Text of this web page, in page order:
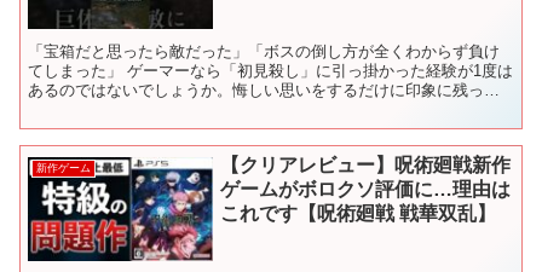
「宝箱だと思ったら敵だった」「ボスの倒し方が全くわからず負け
てしまった」 ゲーマーなら「初見殺し」に引っ掛かった経験が1度は
あるのではないでしょうか。悔しい思いをするだけに印象に残って
新作ゲーム
【クリアレビュー】呪術廻戦新作
ゲームがボロクソ評価に…理由は
これです【呪術廻戦 戦華双乱】